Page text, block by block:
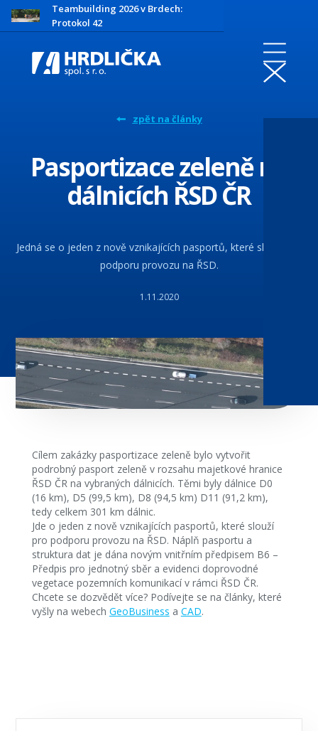
Teambuilding 2026 v Brdech:
Protokol 42
zpět na články
Pasportizace zeleně na
dálnicích ŘSD ČR
Jedná se o jeden z nově vznikajících pasportů, které slouží pro
podporu provozu na ŘSD.
1.11.2020
Cílem zakázky pasportizace zeleně bylo vytvořit
podrobný pasport zeleně v rozsahu majetkové hranice
ŘSD ČR na vybraných dálnicích. Těmi byly dálnice D0
(16 km), D5 (99,5 km), D8 (94,5 km) D11 (91,2 km),
tedy celkem 301 km dálnic.
Jde o jeden z nově vznikajících pasportů, které slouží
pro podporu provozu na ŘSD. Náplň pasportu a
struktura dat je dána novým vnitřním předpisem B6 –
Předpis pro jednotný sběr a evidenci doprovodné
vegetace pozemních komunikací v rámci ŘSD ČR.
Chcete se dozvědět více? Podívejte se na články, které
vyšly na webech GeoBusiness a CAD.